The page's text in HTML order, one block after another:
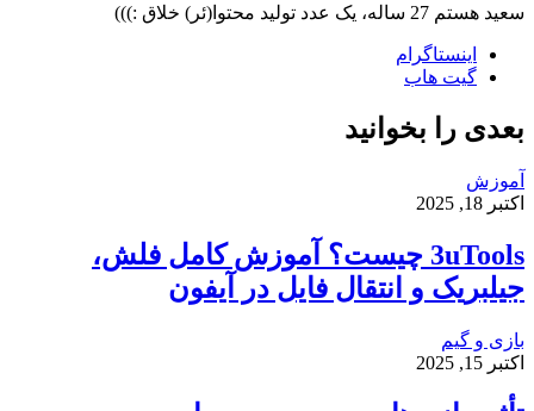
سعید هستم 27 ساله، یک عدد تولید محتوا(ئر) خلاق :)))
اینستاگرام
گیت ‌هاب
بعدی را بخوانید
آموزش
اکتبر 18, 2025
3uTools چیست؟ آموزش کامل فلش،
جیلبریک و انتقال فایل در آیفون
بازی و گیم
اکتبر 15, 2025